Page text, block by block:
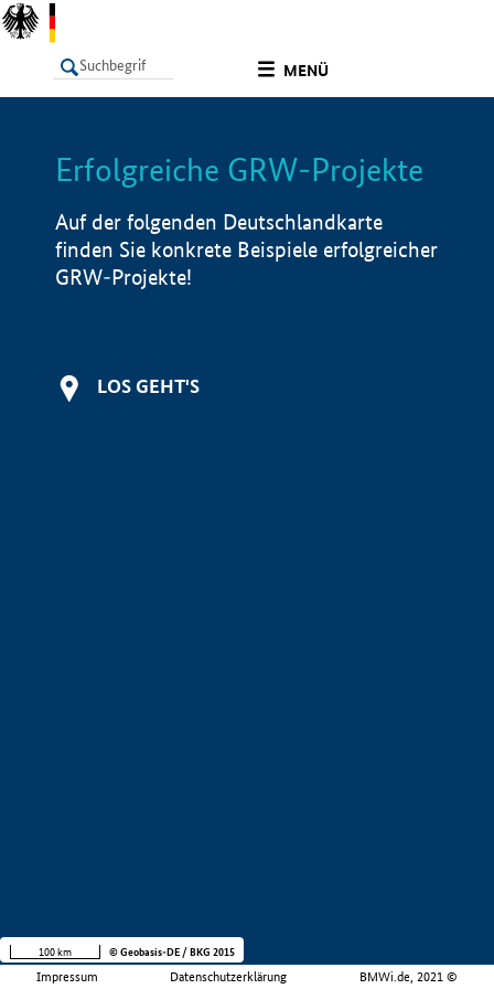
MENÜ
LISTE Info
Erfolgreiche GRW-Projekte
Auf der folgenden Deutschlandkarte
finden Sie konkrete Beispiele erfolgreicher
GRW-Projekte!
LOS GEHT'S
Impressum Datenschutzerklärung BMWi.de, 2021 ©
100 km © Geobasis-DE / BKG 2015